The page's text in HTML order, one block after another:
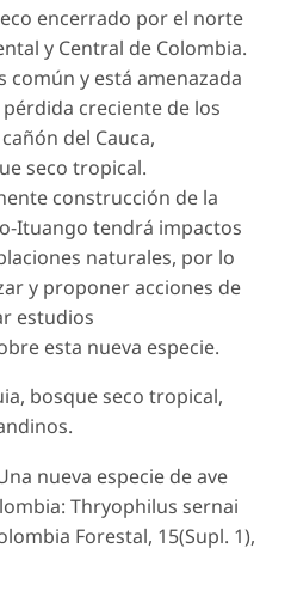
encerrado por el norte
y Central de Colombia.
común y está amenazada
creciente de los
del Cauca,
seco tropical.
construcción de la
Ituango tendrá impactos
naturales, por lo
y proponer acciones de
estudios
esta nueva especie.
bosque seco tropical,
nueva especie de ave
Thryophilus sernai
Forestal, 15(Supl. 1),